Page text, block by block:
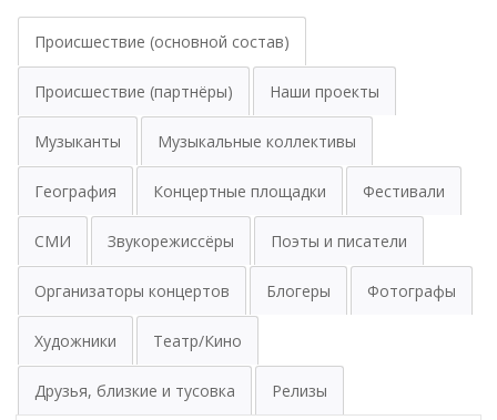
Происшествие (основной состав)
Происшествие (партнёры) Наши проекты
Музыканты Музыкальные коллективы
География Концертные площадки Фестивали
СМИ Звукорежиссёры Поэты и писатели
Организаторы концертов Блогеры Фотографы
Художники Театр/Кино
Друзья, близкие и тусовка Релизы